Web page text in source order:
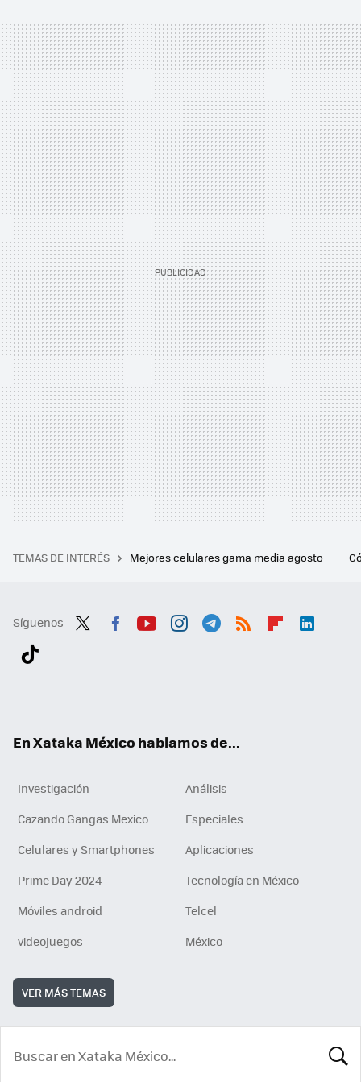
TEMAS DE INTERÉS Mejores celulares gama media agosto
Síguenos
En Xataka México hablamos de...
Investigación
Análisis
Cazando Gangas Mexico
Especiales
Celulares y Smartphones
Aplicaciones
Prime Day 2024
Tecnología en México
Móviles android
Telcel
videojuegos
México
VER MÁS TEMAS